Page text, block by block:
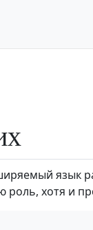
язык
роль, хотя и